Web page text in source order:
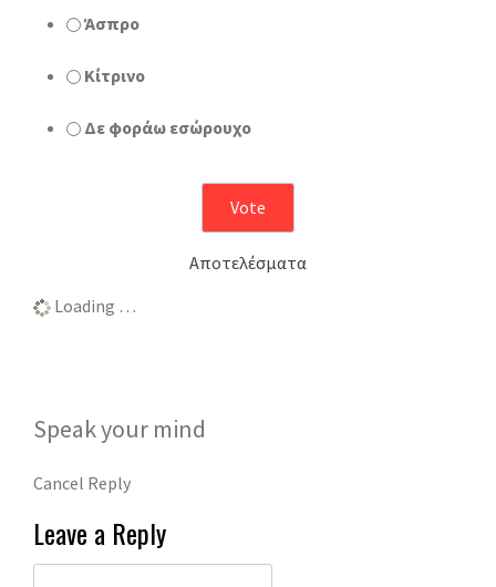
Άσπρο
Κίτρινο
Δε φοράω εσώρουχο
Αποτελέσματα
Loading …
Speak your mind
Cancel Reply
Leave a Reply